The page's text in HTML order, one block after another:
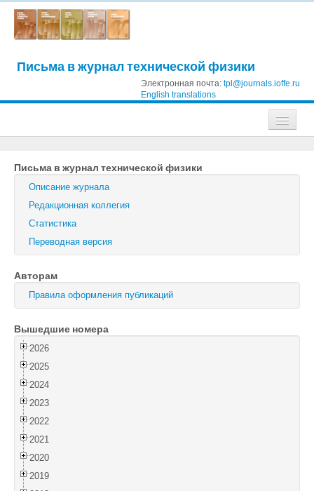
Письма в журнал технической физики
Электронная почта: tpl@journals.ioffe.ru
English translations
Журнал технической физики
Письма в Журнал технической физики
Физика твердого тела
Физика и техника полупроводников
Оптика и спектроскопия
Поиск
Войти
Письма в журнал технической физики
Описание журнала
Редакционная коллегия
Статистика
Переводная версия
Авторам
Правила оформления публикаций
Вышедшие номера
2026
2025
2024
2023
2022
2021
2020
2019